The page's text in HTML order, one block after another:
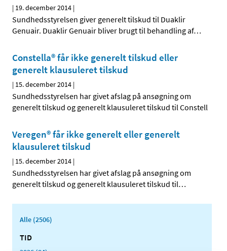
| 19. december 2014 |
Sundhedsstyrelsen giver generelt tilskud til Duaklir
Genuair. Duaklir Genuair bliver brugt til behandling af…
Constella® får ikke generelt tilskud eller
generelt klausuleret tilskud
| 15. december 2014 |
Sundhedsstyrelsen har givet afslag på ansøgning om
generelt tilskud og generelt klausuleret tilskud til Constell
Veregen® får ikke generelt eller generelt
klausuleret tilskud
| 15. december 2014 |
Sundhedsstyrelsen har givet afslag på ansøgning om
generelt tilskud og generelt klausuleret tilskud til…
Alle (2506)
TID